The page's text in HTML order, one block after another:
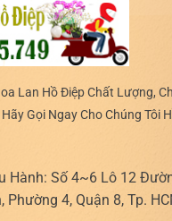
Lan Hồ Điệp Chất Lượng,
Gọi Ngay Cho Chúng Tôi
Hành: Số 4~6 Lô 12
Phường 4, Quận 8, Tp.